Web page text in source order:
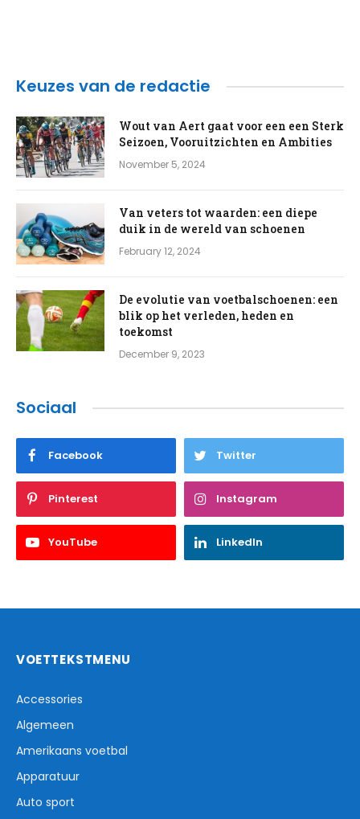
Keuzes van de redactie
Wout van Aert gaat voor een een Sterk
Seizoen, Vooruitzichten en Ambities
November 5, 2024
Van veters tot waarden: een diepe
duik in de wereld van schoenen
February 12, 2024
De evolutie van voetbalschoenen: een
blik op het verleden, heden en
toekomst
December 9, 2023
Sociaal
Facebook Twitter
Pinterest Instagram
YouTube LinkedIn
VOETTEKSTMENU
Accessories
Algemeen
Amerikaans voetbal
Apparatuur
Auto sport